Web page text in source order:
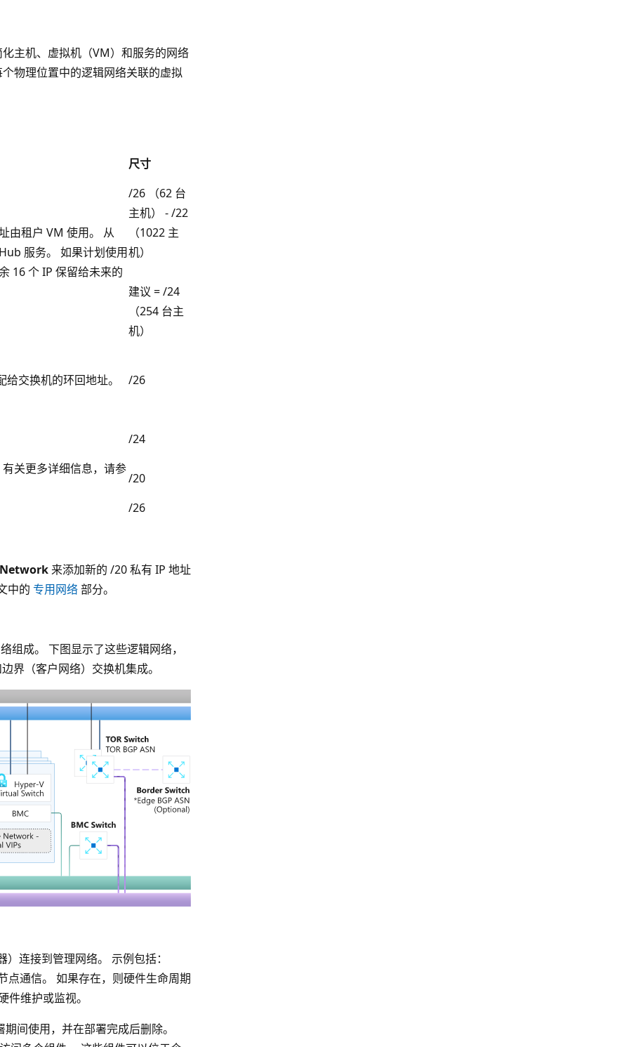
主机、虚拟机（VM）和服务的网络
物理位置中的逻辑网络关联的虚拟
尺寸
由租户 VM 使用。 从
服务。 如果计划使用
16 个 IP 保留给未来的
/26 （62 台
主机） - /22
（1022 主
机）
建议 = /24
（254 台主
机）
交换机的环回地址。 /26
/24
关更多详细信息，请参
/20
/26
来添加新的 /20 私有 IP 地址
中的 专用网络部分。
成。 下图显示了这些逻辑网络，
界（客户网络）交换机集成。
连接到管理网络。 示例包括：
点通信。 如果存在，则硬件生命周期
维护或监视。
间使用，并在部署完成后删除。